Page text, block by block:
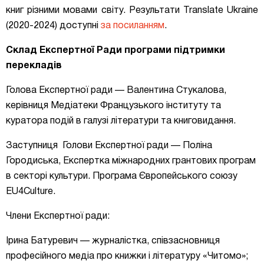
книг різними мовами світу. Результати Translate Ukraine
(2020-2024) доступні за посиланням.
Склад Експертної Ради програми підтримки
перекладів
Голова Експертної ради — Валентина Стукалова,
керівниця Медіатеки Французького інституту та
куратора подій в галузі літератури та книговидання.
Заступниця Голови Експертної ради —
Поліна
Городиська, Експертка міжнародних грантових програм
в секторі культури. Програма Європейського союзу
EU4Culture.
Члени Експертної ради:
Ірина Батуревич — журналістка, співзасновниця
професійного медіа про книжки і літературу «Читомо»;